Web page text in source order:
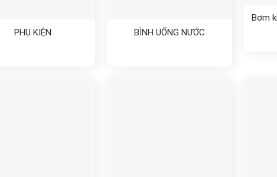
PHỤ KIỆN BÌNH UỐNG NƯỚC
Bơm